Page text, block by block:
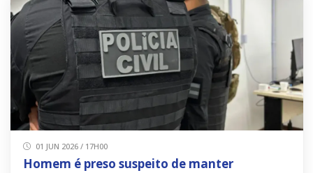
01 JUN 2026 / 17H00
Homem é preso suspeito de manter